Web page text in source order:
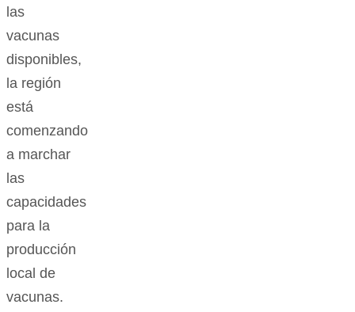
las
vacunas
disponibles,
la región
está
comenzando
a marchar
las
capacidades
para la
producción
local de
vacunas.